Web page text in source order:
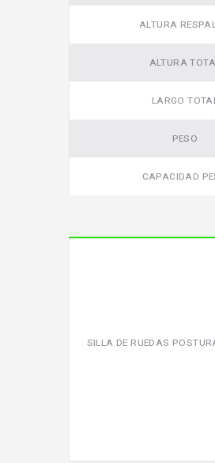
ALTURA
ALTURA
LARGO
PESO
CAPACIDAD
SILLA DE RUEDAS